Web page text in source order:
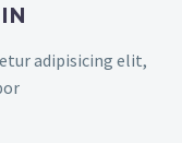
adipisicing elit,